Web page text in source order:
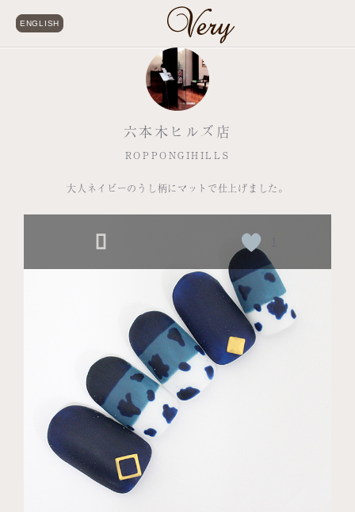
ENGLISH
六本木ヒルズ店
ROPPONGIHILLS
大人ネイビーのうし柄にマットで仕上げました。